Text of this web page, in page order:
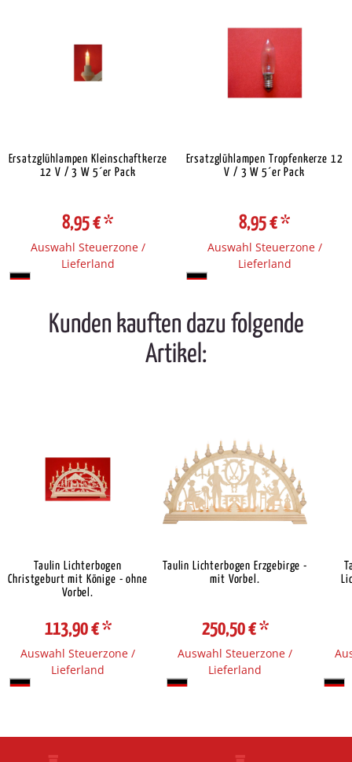
Ersatzglühlampen Kleinschaftkerze
12 V / 3 W 5´er Pack
8,95 €*
Auswahl Steuerzone /
Lieferland
Ersatzglühlampen Tropfenkerze 12
V / 3 W 5´er Pack
8,95 €*
Auswahl Steuerzone /
Lieferland
Kunden kauften dazu folgende
Artikel:
Taulin Lichterbogen
Christgeburt mit Könige - ohne
Vorbel.
113,90 €*
Auswahl Steuerzone /
Lieferland
Taulin Lichterbogen Erzgebirge -
mit Vorbel.
250,50 €*
Auswahl Steuerzone /
Lieferland